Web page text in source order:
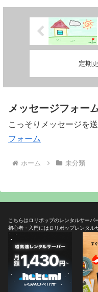
定期
メッセージフォー
こっそりメッセージを
フォーム
ホーム 未分類
こちらはロリポップのレンタルサーバ
初心者・入門にはロリポップレンタル